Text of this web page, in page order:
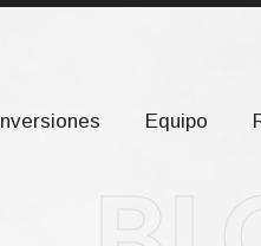
Calle Severo Ochoa, 2,
Inversiones Equipo